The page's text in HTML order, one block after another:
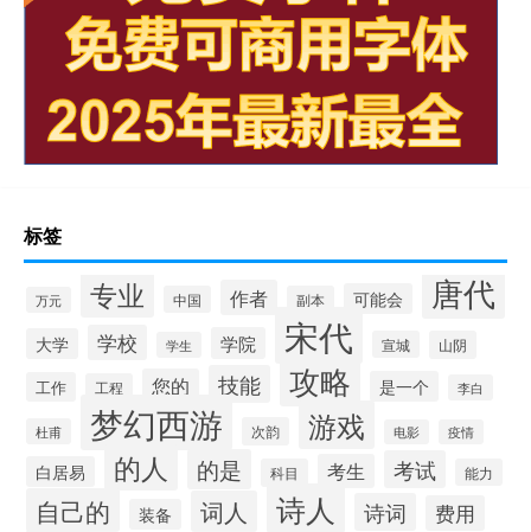
标签
万元 专业 中国 作者 副本 可能会 唐代
大学 学校 学生 学院 宋代 宣城 山阴
工作 工程 您的 技能 攻略 是一个 李白
杜甫 梦幻西游 次韵 游戏 电影 疫情
白居易 的人 的是 科目 考生 考试 能力
自己的 装备 词人 诗人 诗词 费用